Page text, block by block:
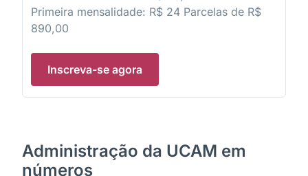
Primeira mensalidade: R$ 24 Parcelas de R$
890,00
Inscreva-se agora
Administração da UCAM em
números